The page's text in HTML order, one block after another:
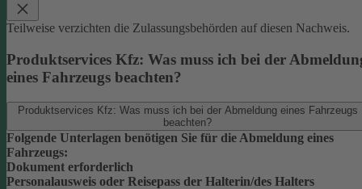
Teilweise verzichten die Zulassungsbehörden auf diesen Nachweis.
Produktservices Kfz: Was muss ich bei der
eines Fahrzeugs beachten?
Produktservices Kfz: Was muss ich bei der Abmeldung eines Fahrzeugs
beachten?
Folgende Unterlagen benötigen Sie für die Abmeldung eines
Fahrzeugs:
Dokument erforderlich
Personalausweis oder Reisepass der Halterin/des Halters